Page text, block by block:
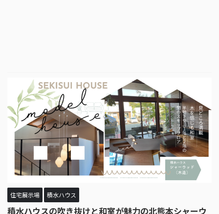
住宅展示場 積水ハウス
積水ハウスの吹き抜けと和室が魅力の北熊本シャーウ